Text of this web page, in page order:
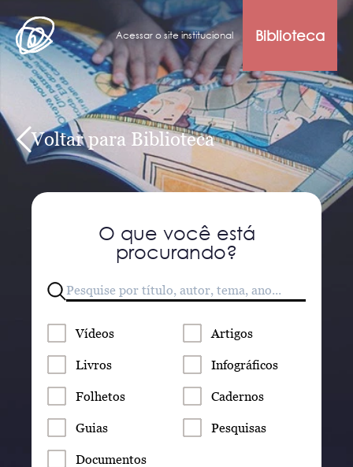
Acessar o site institucional Biblioteca
Voltar para Biblioteca
O que você está
procurando?
Vídeos Artigos
Livros Infográficos
Folhetos Cadernos
Guias Pesquisas
Documentos